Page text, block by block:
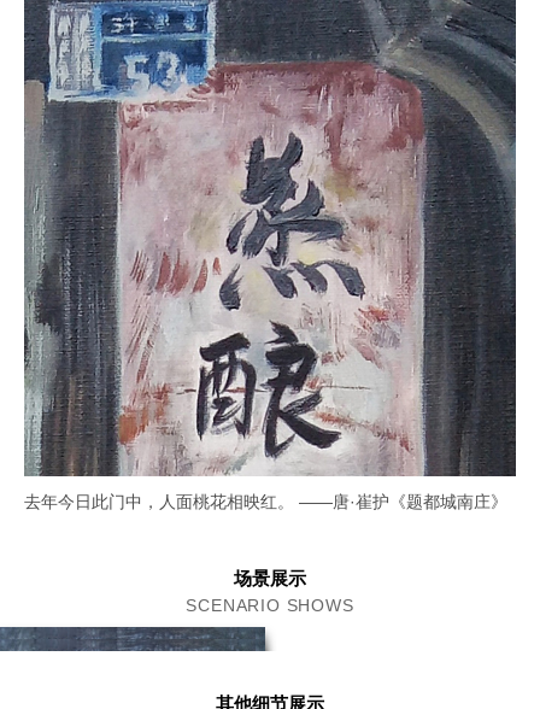
去年今日此门中，人面桃花相映红。 ——唐·崔护《题都城南庄》
场景展示
SCENARIO SHOWS
其他细节展示